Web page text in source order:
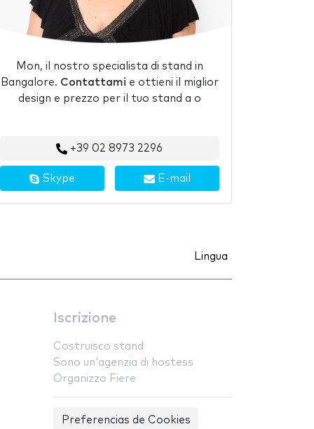
Mon, il nostro specialista di stand in
Bangalore. Contattami e ottieni il miglior
design e prezzo per il tuo stand a o
+39 02 8973 2296
Skype E-mail
Lingua
Iscrizione
Costruisco stand
Sono un'agenzia di hostess
Organizzo Fiere
Preferencias de Cookies